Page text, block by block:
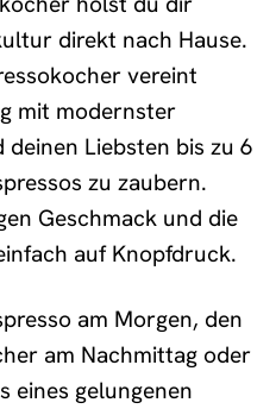
direkt nach Hause.
vereint
mit modernster
Liebsten bis zu 6
zu zaubern.
Geschmack und die
auf Knopfdruck.
am Morgen, den
am Nachmittag oder
eines gelungenen